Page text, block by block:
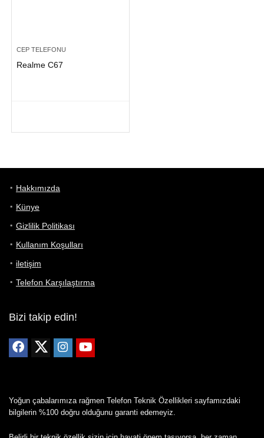
CEP TELEFONU
Realme C67
Hakkımızda
Künye
Gizlilik Politikası
Kullanım Koşulları
iletişim
Telefon Karşılaştırma
Bizi takip edin!
Yoğun çabalarımıza rağmen Telefon Teknik Özellikleri sayfamızdaki
bilgilerin %100 doğru olduğunu garanti edemeyiz.